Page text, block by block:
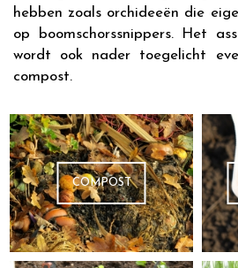
hebben zoals orchideeën die
op boomschorssnippers. Het
wordt ook nader toegelicht
compost.
COMPOST